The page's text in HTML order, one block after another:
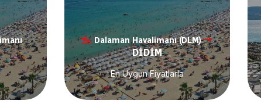
Dalaman Havalimanı (DLM)
DİDİM
En Uygun Fiyatlarla